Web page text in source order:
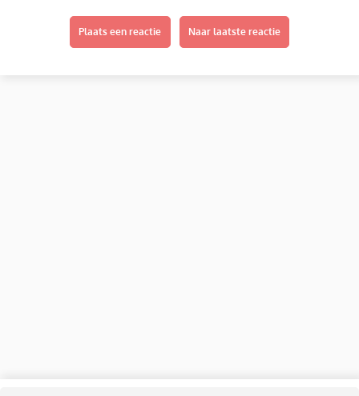
Plaats een reactie Naar laatste reactie